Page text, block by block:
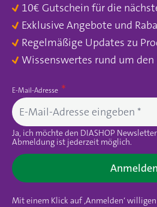
10€ Gutschein für die
Exklusive Angebote und
Regelmäßige Updates zu
Wissenswertes rund um den
E-Mail-Adresse
Ja, ich möchte den DIASHOP
Abmeldung ist jederzeit möglich.
Anmelden
Mit einem Klick auf ‚Anmelden‘